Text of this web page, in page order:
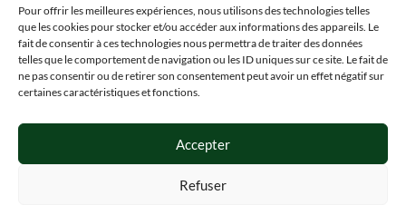
Pour offrir les meilleures expériences, nous utilisons des technologies telles
que les cookies pour stocker et/ou accéder aux informations des appareils. Le
fait de consentir à ces technologies nous permettra de traiter des données
telles que le comportement de navigation ou les ID uniques sur ce site. Le fait de
ne pas consentir ou de retirer son consentement peut avoir un effet négatif sur
certaines caractéristiques et fonctions.
Accepter
Refuser
Mentions légales
Politique de confidentialité
Blog